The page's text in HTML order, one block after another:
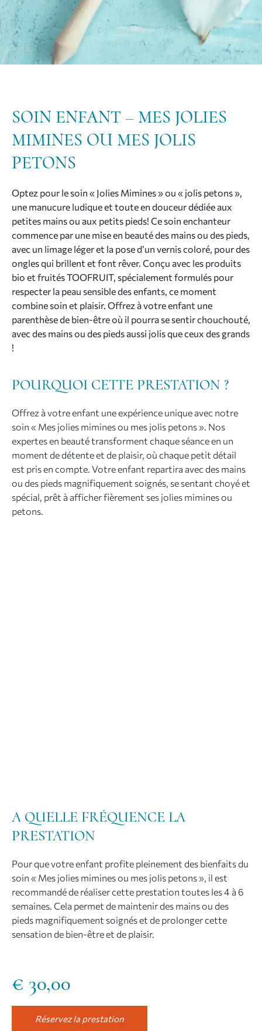
SOIN ENFANT – MES JOLIES
MIMINES OU MES JOLIS
PETONS
Optez pour le soin « Jolies Mimines » ou « jolis petons »,
une manucure ludique et toute en douceur dédiée aux
petites mains ou aux petits pieds! Ce soin enchanteur
commence par une mise en beauté des mains ou des pieds,
avec un limage léger et la pose d’un vernis coloré, pour des
ongles qui brillent et font rêver. Conçu avec les produits
bio et fruités TOOFRUIT, spécialement formulés pour
respecter la peau sensible des enfants, ce moment
combine soin et plaisir. Offrez à votre enfant une
parenthèse de bien-être où il pourra se sentir chouchouté,
avec des mains ou des pieds aussi jolis que ceux des grands
!
POURQUOI CETTE PRESTATION ?
Offrez à votre enfant une expérience unique avec notre
soin « Mes jolies mimines ou mes jolis petons ». Nos
expertes en beauté transforment chaque séance en un
moment de détente et de plaisir, où chaque petit détail
est pris en compte. Votre enfant repartira avec des mains
ou des pieds magnifiquement soignés, se sentant choyé et
spécial, prêt à afficher fièrement ses jolies mimines ou
petons.
A QUELLE FRÉQUENCE LA
PRESTATION
Pour que votre enfant profite pleinement des bienfaits du
soin « Mes jolies mimines ou mes jolis petons », il est
recommandé de réaliser cette prestation toutes les 4 à 6
semaines. Cela permet de maintenir des mains ou des
pieds magnifiquement soignés et de prolonger cette
sensation de bien-être et de plaisir.
€ 30,00
Réservez la prestation